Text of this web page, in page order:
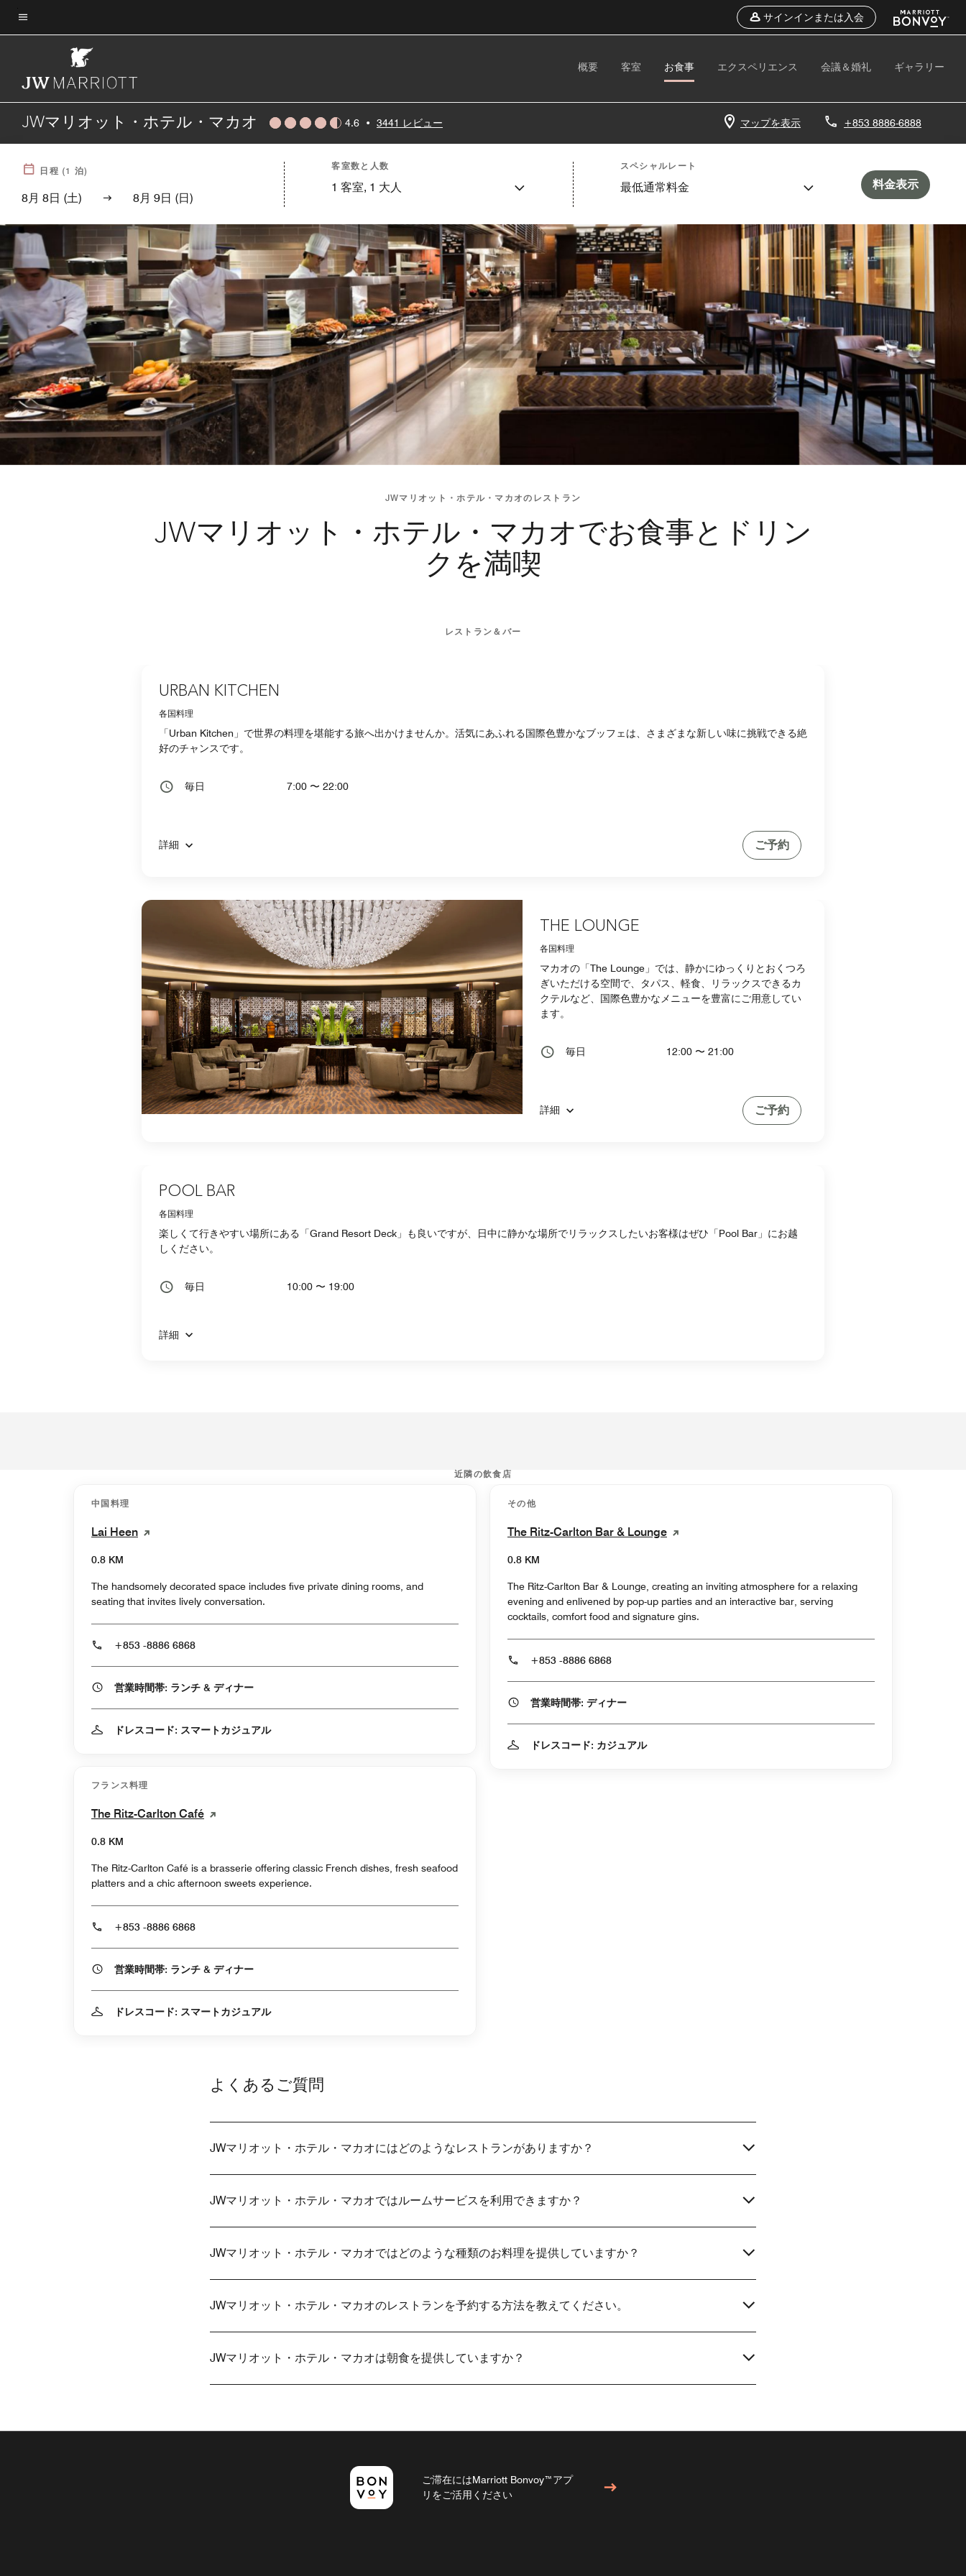
Skip
toメニューのテキスト
サインインまたは入会
概要 客室 お食事 エクスペリエンス 会議＆婚礼 ギャラリー
JWマリオット・ホテル・マカオ 4.6 • 3441 レビュー マップを表示 +853 8886-6888
日程 (1 泊)
8月 8日 (土) 8月 9日 (日)
客室数と人数
1 客室, 1 大人
スペシャルレート
最低通常料金 料金表示
JWマリオット・ホテル・マカオのレストラン
JWマリオット・ホテル・マカオでお食事とドリン
クを満喫
レストラン＆バー
URBAN KITCHEN
各国料理
「Urban Kitchen」で世界の料理を堪能する旅へ出かけませんか。活気にあふれる国際色豊かなブッフェは、さまざまな新しい味に挑戦できる絶
好のチャンスです。
毎日 7:00 〜 22:00
詳細 ご予約
THE LOUNGE
各国料理
マカオの「The Lounge」では、静かにゆっくりとおくつろ
ぎいただける空間で、タパス、軽食、リラックスできるカ
クテルなど、国際色豊かなメニューを豊富にご用意してい
ます。
毎日 12:00 〜 21:00
詳細 ご予約
POOL BAR
各国料理
楽しくて行きやすい場所にある「Grand Resort Deck」も良いですが、日中に静かな場所でリラックスしたいお客様はぜひ「Pool Bar」にお越
しください。
毎日 10:00 〜 19:00
詳細
近隣の飲食店
中国料理
Lai Heen
0.8 KM
The handsomely decorated space includes five private dining rooms, and
seating that invites lively conversation.
+853 -8886 6868
営業時間帯: ランチ & ディナー
ドレスコード: スマートカジュアル
フランス料理
The Ritz-Carlton Café
0.8 KM
The Ritz-Carlton Café is a brasserie offering classic French dishes, fresh seafood
platters and a chic afternoon sweets experience.
+853 -8886 6868
営業時間帯: ランチ & ディナー
ドレスコード: スマートカジュアル
その他
The Ritz-Carlton Bar & Lounge
0.8 KM
The Ritz-Carlton Bar & Lounge, creating an inviting atmosphere for a relaxing
evening and enlivened by pop-up parties and an interactive bar, serving
cocktails, comfort food and signature gins.
+853 -8886 6868
営業時間帯: ディナー
ドレスコード: カジュアル
よくあるご質問
JWマリオット・ホテル・マカオにはどのようなレストランがありますか？
JWマリオット・ホテル・マカオではルームサービスを利用できますか？
JWマリオット・ホテル・マカオではどのような種類のお料理を提供していますか？
JWマリオット・ホテル・マカオのレストランを予約する方法を教えてください。
JWマリオット・ホテル・マカオは朝食を提供していますか？
ご滞在にはMarriott Bonvoy™アプ
リをご活用ください